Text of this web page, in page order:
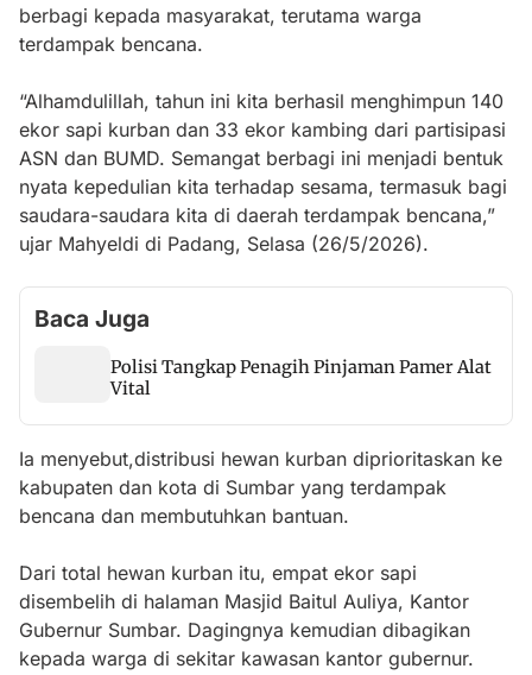
berbagi kepada masyarakat, terutama warga
terdampak bencana.
“Alhamdulillah, tahun ini kita berhasil menghimpun 140
ekor sapi kurban dan 33 ekor kambing dari partisipasi
ASN dan BUMD. Semangat berbagi ini menjadi bentuk
nyata kepedulian kita terhadap sesama, termasuk bagi
saudara-saudara kita di daerah terdampak bencana,”
ujar Mahyeldi di Padang, Selasa (26/5/2026).
Baca Juga
Polisi Tangkap Penagih Pinjaman Pamer Alat
Vital
Ia menyebut,distribusi hewan kurban diprioritaskan ke
kabupaten dan kota di Sumbar yang terdampak
bencana dan membutuhkan bantuan.
Dari total hewan kurban itu, empat ekor sapi
disembelih di halaman Masjid Baitul Auliya, Kantor
Gubernur Sumbar. Dagingnya kemudian dibagikan
kepada warga di sekitar kawasan kantor gubernur.